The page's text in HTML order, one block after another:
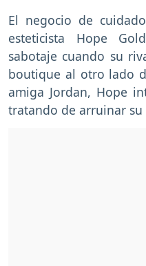
El negocio de
esteticista Hope
sabotaje cuando su
boutique al otro lado
amiga Jordan, Hope
tratando de arruinar